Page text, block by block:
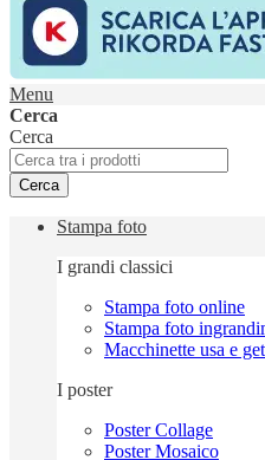
Menu
Cerca
Cerca
Cerca
Stampa foto
I grandi classici
Stampa foto online
Stampa foto
Macchinette usa e
I poster
Poster Collage
Poster Mosaico